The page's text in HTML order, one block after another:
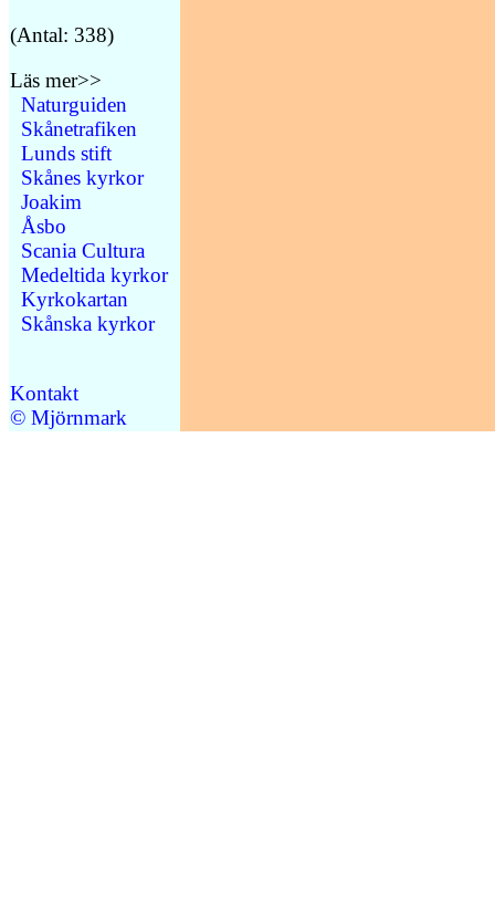
(Antal: 338)
Läs mer>>
Naturguiden
Skånetrafiken
Lunds stift
Skånes kyrkor
Joakim
Åsbo
Scania Cultura
Medeltida kyrkor
Kyrkokartan
Skånska kyrkor
Kontakt
© Mjörnmark